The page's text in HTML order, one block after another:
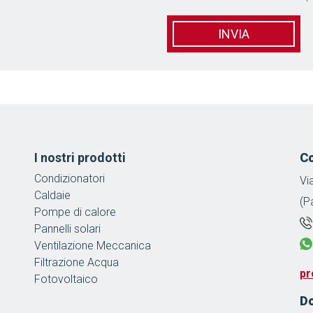
I nostri prodotti
Condizionatori
Caldaie
Pompe di calore
Pannelli solari
Ventilazione Meccanica
Filtrazione Acqua
Fotovoltaico